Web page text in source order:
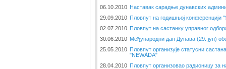
06.10.2010 Наставак сарадње дунавских
29.09.2010 Пловпут на годишњој конференцији
02.07.2010 Пловпут на састанку управног
30.06.2010 Међународни дан Дунава (29. јун)
25.05.2010 Пловпут организује статусни
"NEWADA"
28.04.2010 Пловпут организовао радионицу за